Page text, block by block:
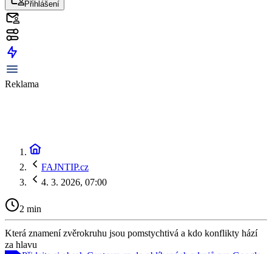
Přihlášení
Reklama
FAJNTIP.cz
4. 3. 2026, 07:00
2 min
Která znamení zvěrokruhu jsou pomstychtivá a kdo konflikty hází
za hlavu